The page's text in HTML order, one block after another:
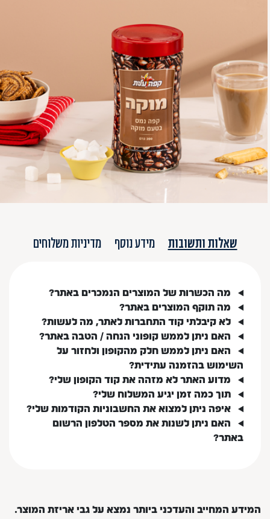
שאלות ותשובות מידע נוסף מדיניות משלוחים
מה הכשרות של המוצרים הנמכרים באתר?
מה תוקף המוצרים באתר?
לא קיבלתי קוד התחברות לאתר, מה לעשות?
האם ניתן לממש קופוני הנחה / הטבה באתר?
האם ניתן לממש חלק מהקופון ולחזור על
השימוש בהזמנה עתידית?
מדוע האתר לא מזהה את קוד הקופון שלי?
תוך כמה זמן יגיע המשלוח שלי?
איפה ניתן למצוא את החשבוניות הקודמות שלי?
האם ניתן לשנות את מספר הטלפון הרשום
באתר?
המידע המחייב והעדכני ביותר נמצא על גבי אריזת המוצר.